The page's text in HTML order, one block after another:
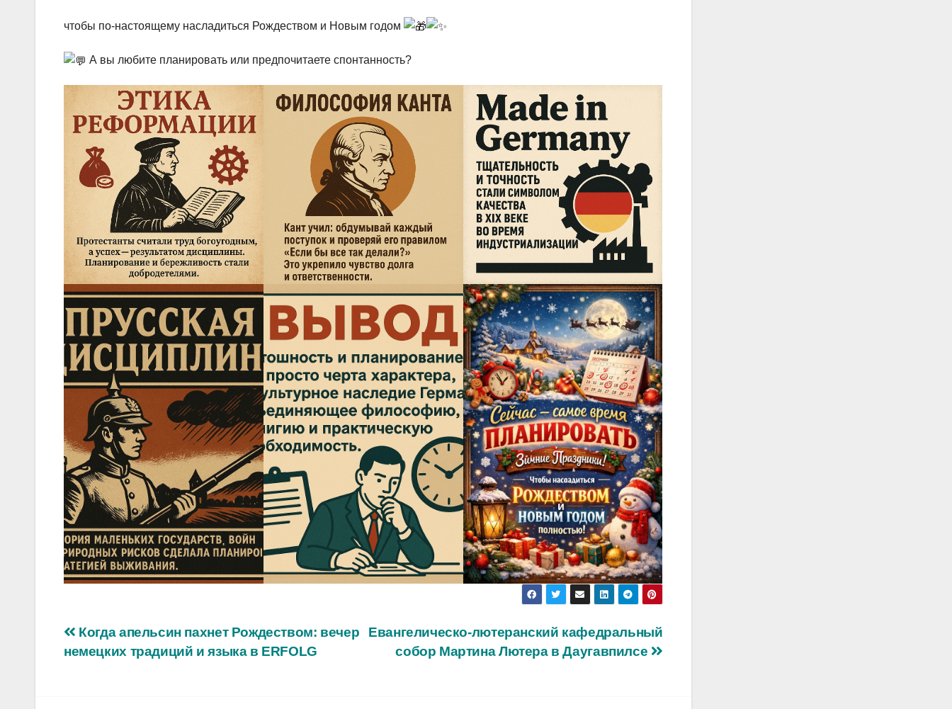
чтобы по-настоящему насладиться Рождеством и Новым годом
А вы любите планировать или предпочитаете спонтанность?
Навигация
Евангелическо-лютеранский кафедральный
собор Мартина Лютера в Даугавпилсе
Когда апельсин пахнет Рождеством: вечер
немецких традиций и языка в ERFOLG